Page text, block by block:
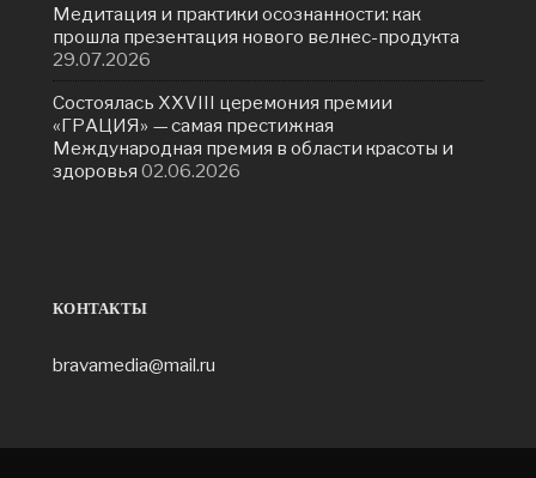
Медитация и практики осознанности: как
прошла презентация нового велнес-продукта
29.07.2026
Состоялась ХXVIII церемония премии
«ГРАЦИЯ» — самая престижная
Международная премия в области красоты и
здоровья 02.06.2026
КОНТАКТЫ
bravamedia@mail.ru